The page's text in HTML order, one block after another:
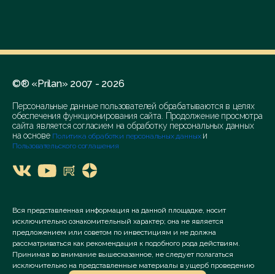
©® «Prilan» 2007 - 2026
Персональные данные пользователей обрабатываются в целях
обеспечения функционирования сайта. Продолжение просмотра
сайта является согласием на обработку персональных данных
на основе Политика обработки персональных данных и
Пользовательского соглашения
Вся представленная информация на данной площадке, носит
исключительно ознакомительный характер; она не является
предложением или советом по инвестициям и не должна
рассматриваться как рекомендация к подобного рода действиям.
Принимая во внимание вышесказанное, не следует полагаться
исключительно на представленные материалы в ущерб проведению